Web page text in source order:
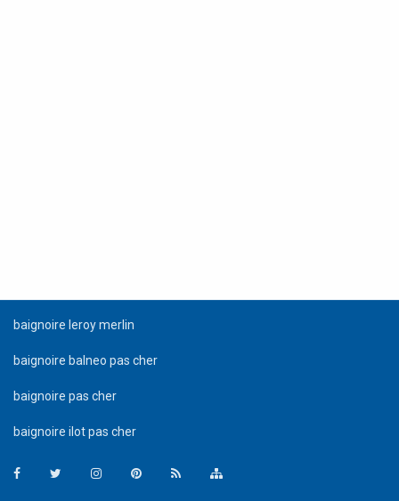
baignoire leroy merlin
baignoire balneo pas cher
baignoire pas cher
baignoire ilot pas cher
FacebookTwitterInstagramPinterest